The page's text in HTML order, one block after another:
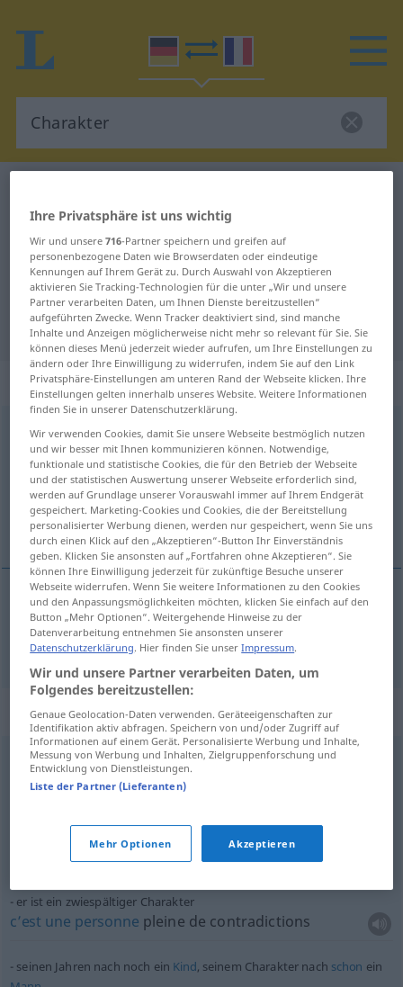
Deutsch-Französisch Übersetzung
für "Charakter"
"Charakter" Französisch
Übersetzung
„Charakter“: Maskulinum
Charakter [kaˈraktər] m <Charakters;-tere>
Übersicht aller Übersetzungen
(Für mehr Details die Übersetzung anklicken/antippen)
caractère
caractèrem Charakter
Beispielsätze für "Charakter"
seine HandlungengebenAufschluss
ses actions sont révélatrices de son
le caractère
er ist ein zwiespältiger Charakter
c’est une personne pleine de contradictions
seinen Jahren nach noch ein Kind, seinem Charakter nach schon ein
Ihre Privatsphäre ist uns wichtig
Wir und unsere716-Partner speichern und greifen auf
personenbezogene Daten wie Browserdaten oder eindeutige
Kennungen auf Ihrem Gerät zu. Durch Auswahl von Akzeptieren
aktivieren Sie Tracking-Technologien für die unter „Wir und unsere
Partner verarbeiten Daten, um Ihnen Dienste bereitzustellen“
aufgeführten Zwecke. Wenn Tracker deaktiviert sind, sind manche
Inhalte und Anzeigen möglicherweise nicht mehr so relevant für Sie. Sie
können dieses Menü jederzeit wieder aufrufen, um Ihre Einstellungen zu
ändern oder Ihre Einwilligung zu widerrufen, indem Sie auf den Link
Privatsphäre-Einstellungen am unteren Rand der Webseite klicken. Ihre
Einstellungen gelten innerhalb unseres Website. Weitere Informationen
finden Sie in unserer Datenschutzerklärung.
Wir verwenden Cookies, damit Sie unsere Webseite bestmöglich nutzen
und wir besser mit Ihnen kommunizieren können. Notwendige,
funktionale und statistische Cookies, die für den Betrieb der Webseite
und der statistischen Auswertung unserer Webseite erforderlich sind,
werden auf Grundlage unserer Vorauswahl immer auf Ihrem Endgerät
gespeichert. Marketing-Cookies und Cookies, die der Bereitstellung
personalisierter Werbung dienen, werden nur gespeichert, wenn Sie uns
durch einen Klick auf den „Akzeptieren“-Button Ihr Einverständnis
geben. Klicken Sie ansonsten auf „Fortfahren ohne Akzeptieren“. Sie
können Ihre Einwilligung jederzeit für zukünftige Besuche unserer
Webseite widerrufen. Wenn Sie weitere Informationen zu den Cookies
und den Anpassungsmöglichkeiten möchten, klicken Sie einfach auf den
Button „Mehr Optionen“. Weitergehende Hinweise zu der
Datenverarbeitung entnehmen Sie ansonsten unserer
Datenschutzerklärung. Hier finden Sie unserImpressum.
Wir und unsere Partner verarbeiten Daten, um
Folgendes bereitzustellen:
Genaue Geolocation-Daten verwenden. Geräteeigenschaften zur
Identifikation aktiv abfragen. Speichern von und/oder Zugriff auf
Informationen auf einem Gerät. Personalisierte Werbung und Inhalte,
Messung von Werbung und Inhalten, Zielgruppenforschung und
Entwicklung von Dienstleistungen.
Liste der Partner (Lieferanten)
Mehr Optionen Akzeptieren